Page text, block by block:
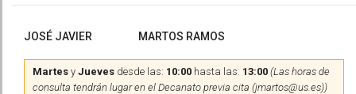
JOSÉ JAVIER MARTOS RAMOS
Martes y Jueves desde las: 10:00 hasta las: 13:00 (Las horas de
consulta tendrán lugar en el Decanato previa cita (jmartos@us.es))